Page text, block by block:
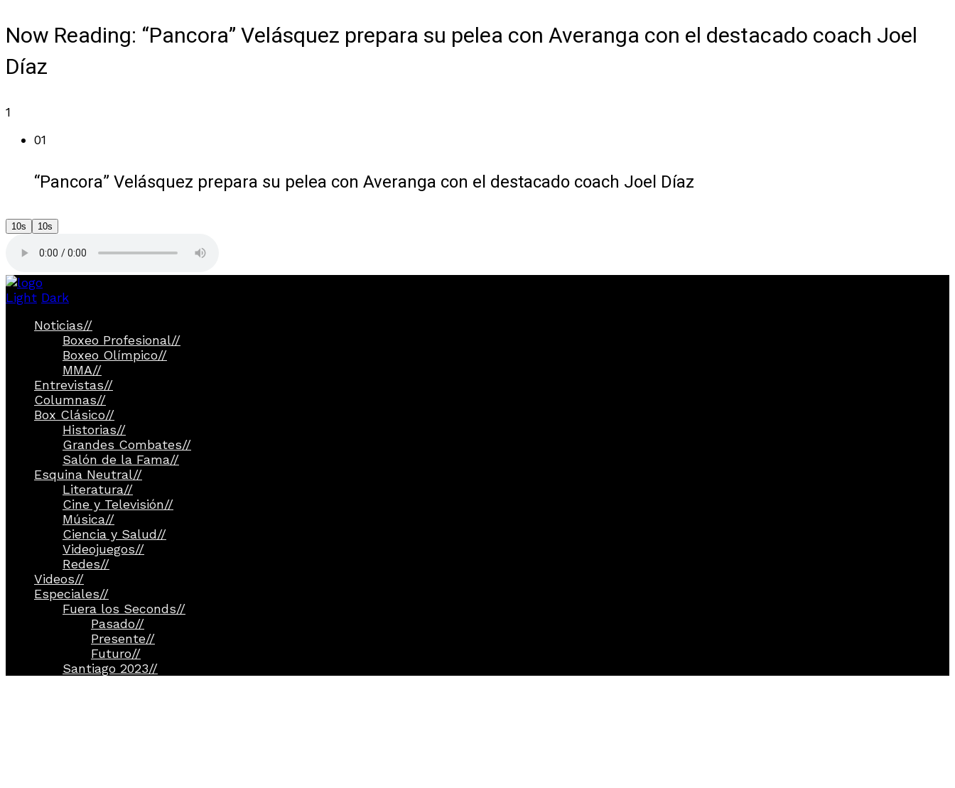
Now Reading: “Pancora” Velásquez prepara su pelea con Averanga con el destacado coach Joel
Díaz
1
01
“Pancora” Velásquez prepara su pelea con Averanga con el destacado coach Joel Díaz
10s 10s
Light Dark
Noticias//
Boxeo Profesional//
Boxeo Olímpico//
MMA//
Entrevistas//
Columnas//
Box Clásico//
Historias//
Grandes Combates//
Salón de la Fama//
Esquina Neutral//
Literatura//
Cine y Televisión//
Música//
Ciencia y Salud//
Videojuegos//
Redes//
Videos//
Especiales//
Fuera los Seconds//
Pasado//
Presente//
Futuro//
Santiago 2023//